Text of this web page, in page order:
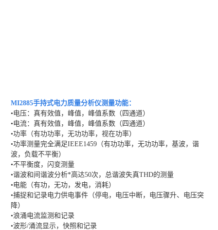
MI2885手持式电力质量分析仪测量功能：
•电压：真有效值，峰值，峰值系数（四通道）
•电流：真有效值，峰值，峰值系数（四通道）
•功率（有功功率，无功功率，视在功率）
•功率测量完全满足IEEE1459（有功功率，无功功率，基波，谐
波，负载不平衡）
•不平衡度，闪变测量
•谐波和间谐波分析*高达50次，总谐波失真THD的测量
•电能（有功，无功，发电，消耗）
•捕捉和记录电力供电事件（停电，电压中断，电压骤升、电压突
降）
•浪涌电流监测和记录
•波形/涌流显示，快照和记录